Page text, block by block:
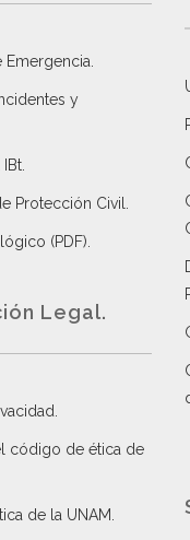
y
IBt
Protección Civil
(PDF)
Legal.
código de ética de
de la UNAM